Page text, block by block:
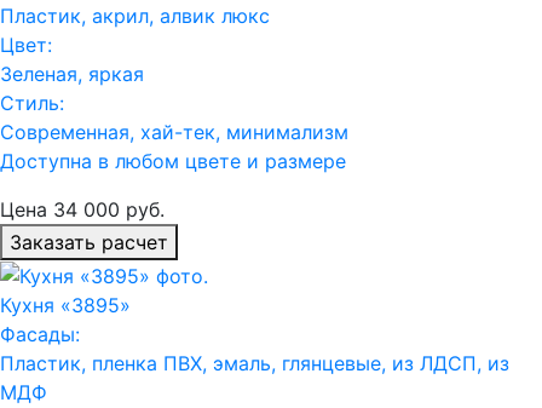
Пластик, акрил, алвик люкс
Цвет:
Зеленая, яркая
Стиль:
Современная, хай-тек, минимализм
Доступна в любом цвете и размере
Цена 34 000 руб.
Заказать расчет
Кухня «3895»
Фасады:
Пластик, пленка ПВХ, эмаль, глянцевые, из ЛДСП, из
МДФ